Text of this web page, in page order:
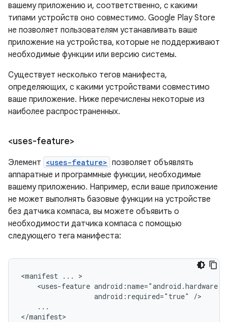
вашему приложению и, соответственно, с какими
типами устройств оно совместимо. Google Play Store
не позволяет пользователям устанавливать ваше
приложение на устройства, которые не поддерживают
необходимые функции или версию системы.
Существует несколько тегов манифеста,
определяющих, с какими устройствами совместимо
ваше приложение. Ниже перечислены некоторые из
наиболее распространенных.
<uses-feature>
Элемент <uses-feature> позволяет объявлять
аппаратные и программные функции, необходимые
вашему приложению. Например, если ваше приложение
не может выполнять базовые функции на устройстве
без датчика компаса, вы можете объявить о
необходимости датчика компаса с помощью
следующего тега манифеста:
<manifest ...
<uses-feature
android:required="true"
...
</manifest>